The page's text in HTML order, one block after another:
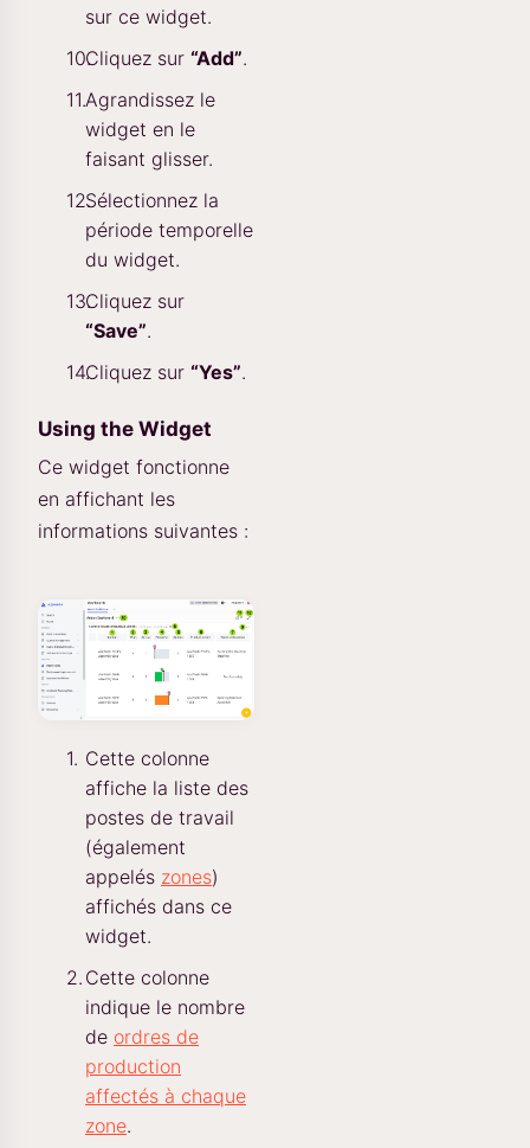
sur ce widget.
Cliquez sur “Add”.
Agrandissez le
widget en le
faisant glisser.
Sélectionnez la
période temporelle
du widget.
Cliquez sur
“Save”.
Cliquez sur “Yes”.
Using the Widget
Ce widget fonctionne
en affichant les
informations suivantes :
Cette colonne
affiche la liste des
postes de travail
(également
appelés zones)
affichés dans ce
widget.
Cette colonne
indique le nombre
de ordres de
production
affectés à chaque
zone.